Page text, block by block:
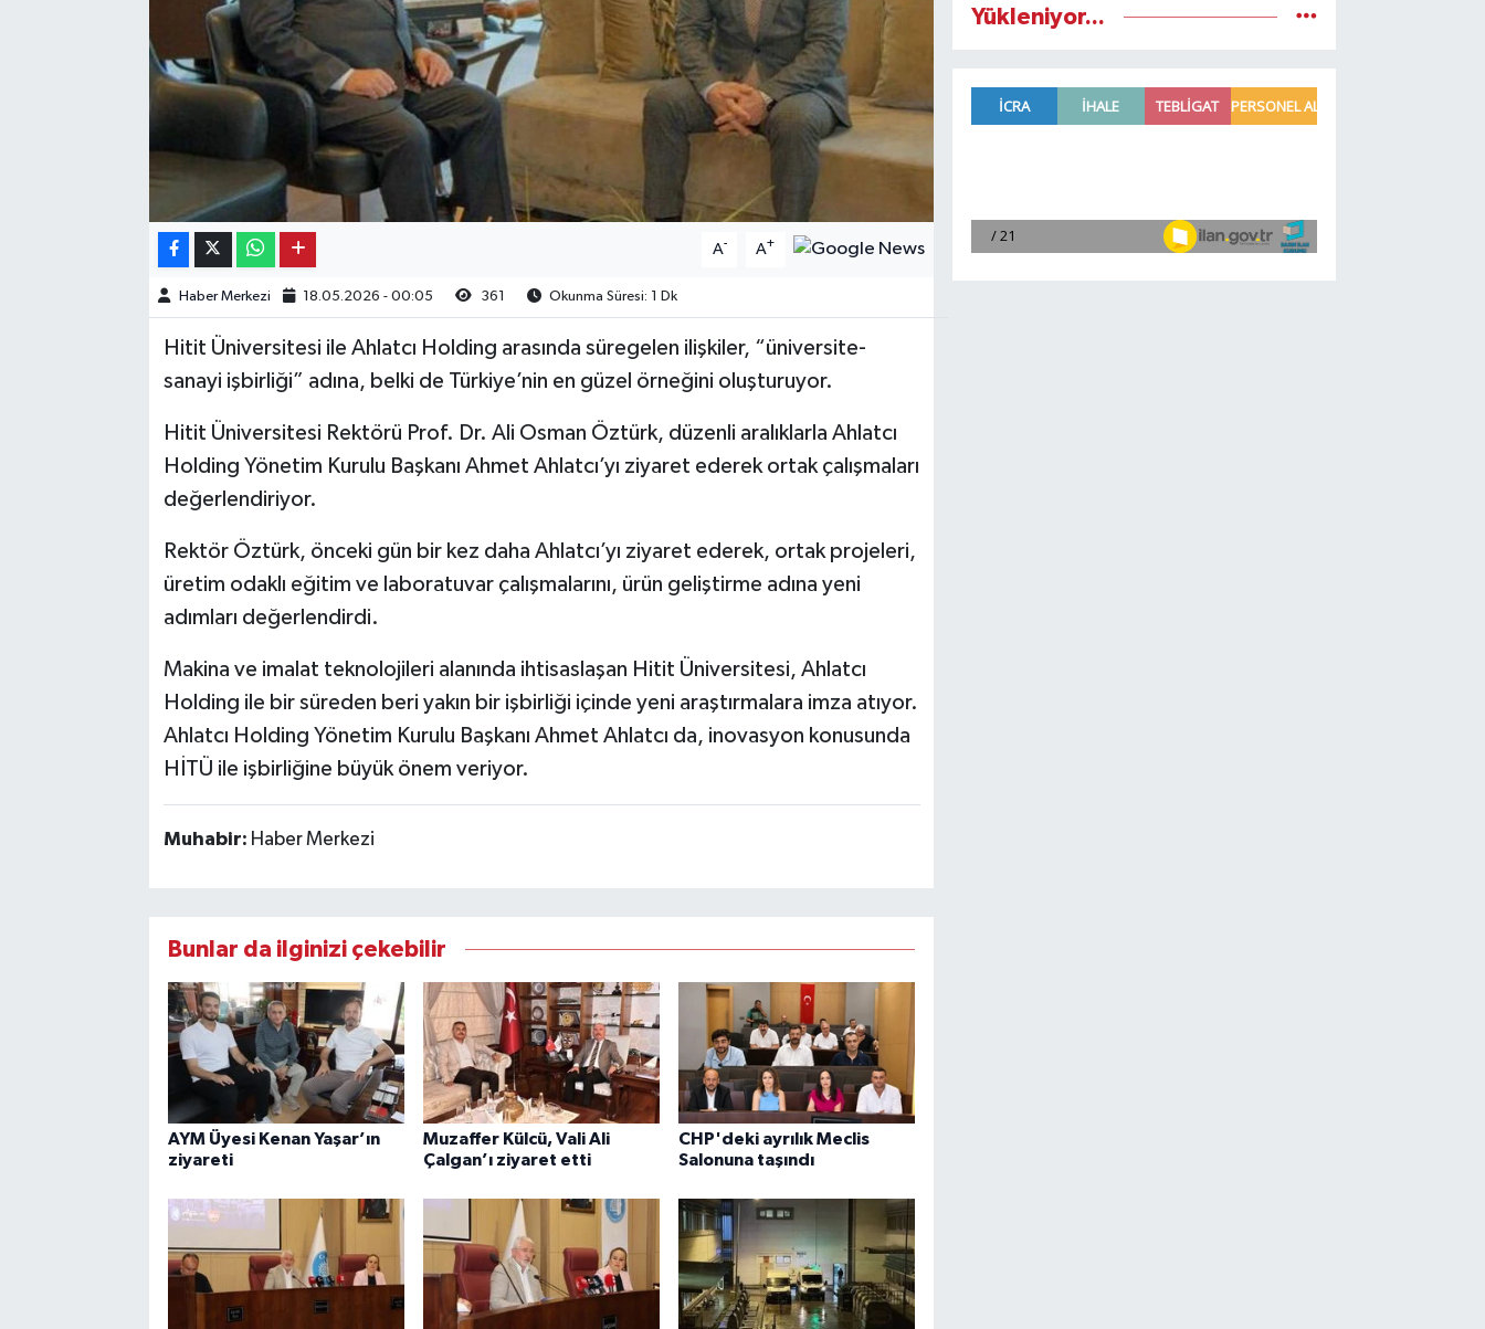
A- A+
Haber Merkezi 18.05.2026 - 00:05 361 Okunma Süresi: 1 Dk
Hitit Üniversitesi ile Ahlatcı Holding arasında süregelen ilişkiler, “üniversite-
sanayi işbirliği” adına, belki de Türkiye’nin en güzel örneğini oluşturuyor.
Hitit Üniversitesi Rektörü Prof. Dr. Ali Osman Öztürk, düzenli aralıklarla Ahlatcı
Holding Yönetim Kurulu Başkanı Ahmet Ahlatcı’yı ziyaret ederek ortak çalışmaları
değerlendiriyor.
Rektör Öztürk, önceki gün bir kez daha Ahlatcı’yı ziyaret ederek, ortak projeleri,
üretim odaklı eğitim ve laboratuvar çalışmalarını, ürün geliştirme adına yeni
adımları değerlendirdi.
Makina ve imalat teknolojileri alanında ihtisaslaşan Hitit Üniversitesi, Ahlatcı
Holding ile bir süreden beri yakın bir işbirliği içinde yeni araştırmalara imza atıyor.
Ahlatcı Holding Yönetim Kurulu Başkanı Ahmet Ahlatcı da, inovasyon konusunda
HİTÜ ile işbirliğine büyük önem veriyor.
Muhabir: Haber Merkezi
Bunlar da ilginizi çekebilir
AYM Üyesi Kenan Yaşar’ın
ziyareti
Muzaffer Külcü, Vali Ali
Çalgan’ı ziyaret etti
CHP'deki ayrılık Meclis
Salonuna taşındı
Yükleniyor...
Osmancık